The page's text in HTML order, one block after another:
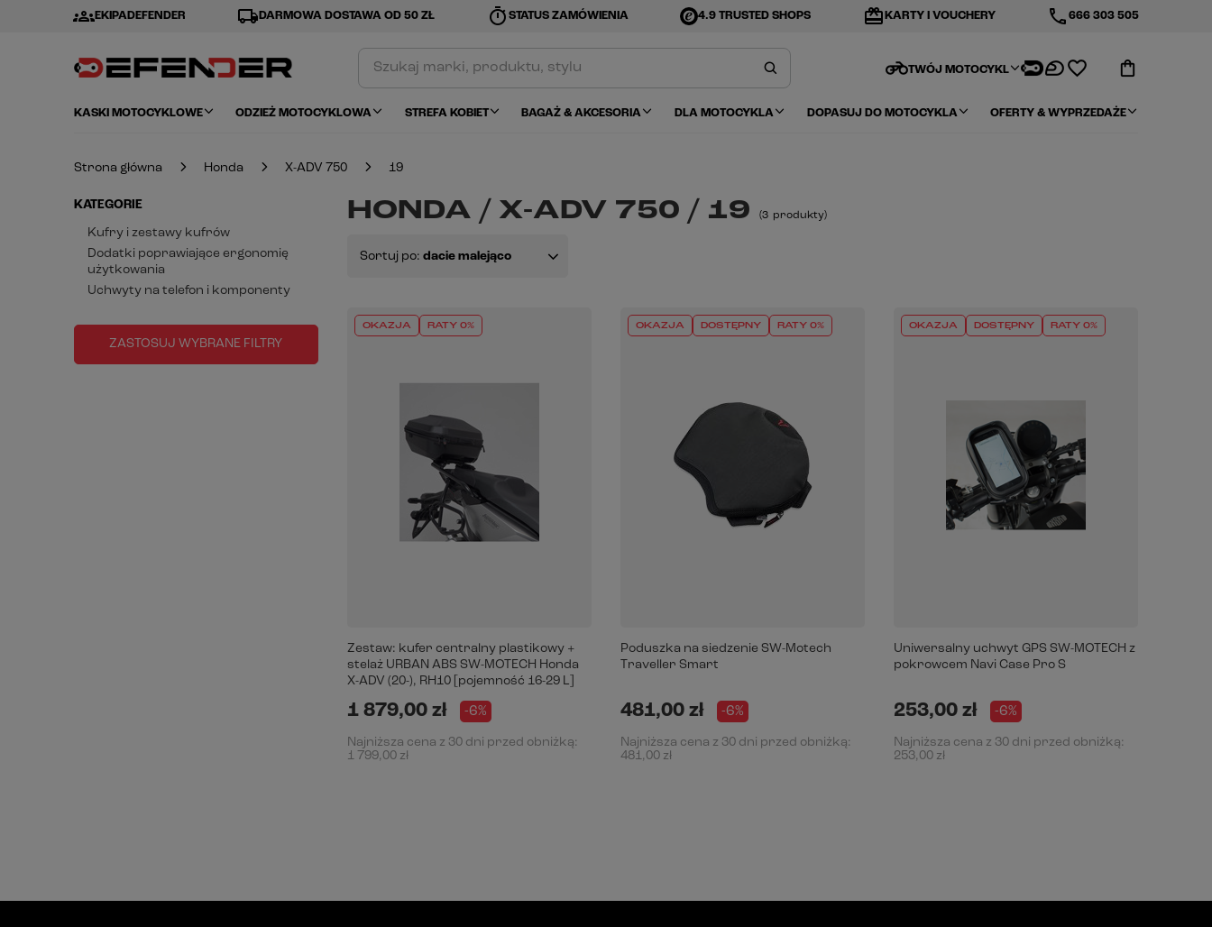
groupsEKIPADEFENDER local_shippingDARMOWA DOSTAWA OD 50 ZŁ timer STATUS ZAMÓWIENIA 4.9 TRUSTED SHOPS redeem KARTY I VOUCHERY phone666 303 505
motorcycleTWÓJ MOTOCYKL
KASKI MOTOCYKLOWE ODZIEŻ MOTOCYKLOWA STREFA KOBIET BAGAŻ & AKCESORIA DLA MOTOCYKLA DOPASUJ DO MOTOCYKLA OFERTY & WYPRZEDAŻE
Strona główna Honda X-ADV 750 19
KATEGORIE
Kufry i zestawy kufrów
Dodatki poprawiające ergonomię
użytkowania
Uchwyty na telefon i komponenty
ZASTOSUJ WYBRANE FILTRY
HONDA / X-ADV 750 / 19 (3 produkty)
Sortuj po: dacie malejąco
OKAZJA RATY 0%
Zestaw: kufer centralny plastikowy +
stelaż URBAN ABS SW-MOTECH Honda
X-ADV (20-), RH10 [pojemność 16-29 L]
1 879,00 zł -6%
Najniższa cena z 30 dni przed obniżką:
1 799,00 zł
OKAZJA DOSTĘPNY RATY 0%
Poduszka na siedzenie SW-Motech
Traveller Smart
481,00 zł -6%
Najniższa cena z 30 dni przed obniżką:
481,00 zł
OKAZJA DOSTĘPNY RATY 0%
Uniwersalny uchwyt GPS SW-MOTECH z
pokrowcem Navi Case Pro S
253,00 zł -6%
Najniższa cena z 30 dni przed obniżką:
253,00 zł